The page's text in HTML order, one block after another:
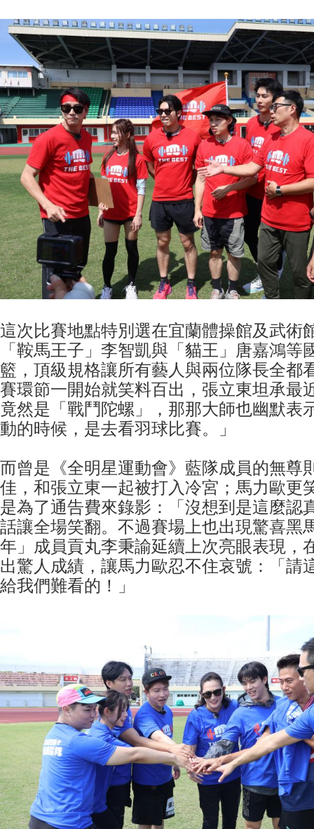
這次比賽地點特別選在宜蘭體操館及武術
「鞍馬王子」李智凱與「貓王」唐嘉鴻等
籃，頂級規格讓所有藝人與兩位隊長全都
賽環節一開始就笑料百出，張立東坦承最
竟然是「戰鬥陀螺」，那那大師也幽默表
動的時候，是去看羽球比賽。」
而曾是《全明星運動會》藍隊成員的無尊
佳，和張立東一起被打入冷宮；馬力歐更
是為了通告費來錄影：「沒想到是這麼認
話讓全場笑翻。不過賽場上也出現驚喜黑
年」成員貢丸李秉諭延續上次亮眼表現，
出驚人成績，讓馬力歐忍不住哀號：「請
給我們難看的！」